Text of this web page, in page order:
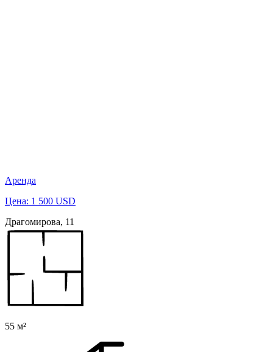
Аренда
Цена: 1 500 USD
Драгомирова, 11
55 м²